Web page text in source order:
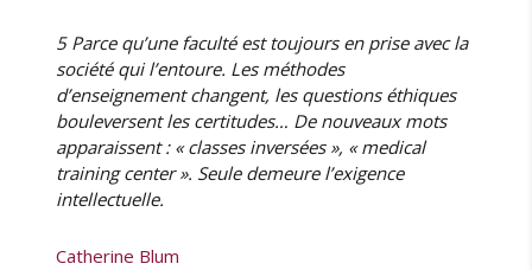
5 Parce qu’une faculté est toujours en prise avec la
société qui l’entoure. Les méthodes
d’enseignement changent, les questions éthiques
bouleversent les certitudes… De nouveaux mots
apparaissent : « classes inversées », « medical
training center ». Seule demeure l’exigence
intellectuelle.
Catherine Blum